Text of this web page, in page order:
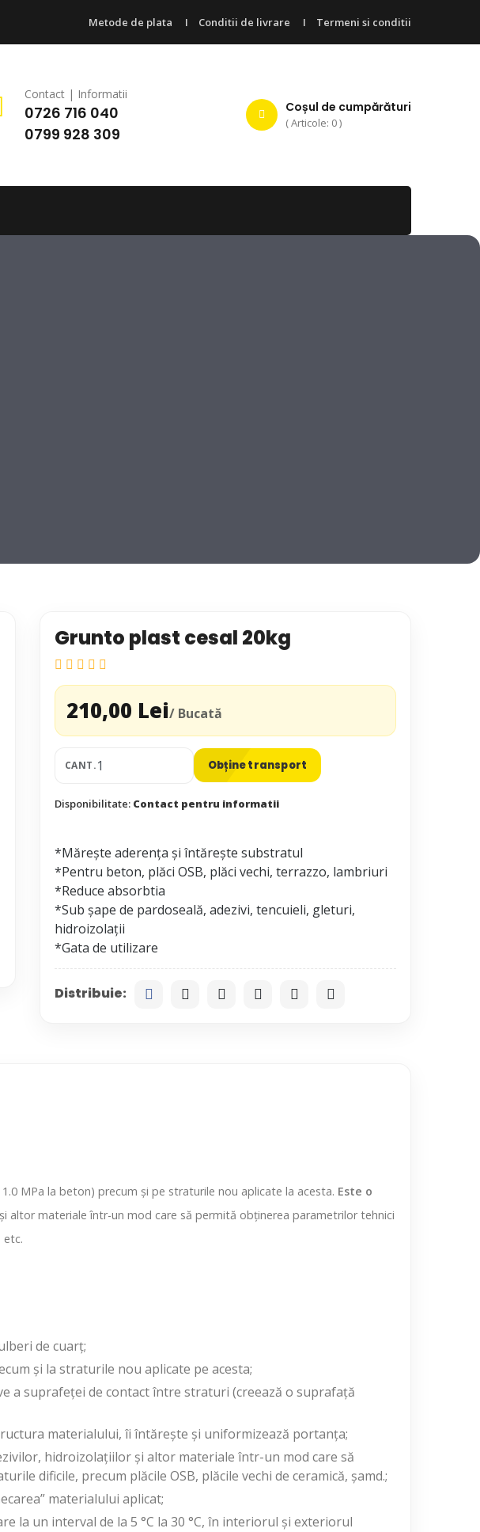
Metode de plata Conditii de livrare Termeni si conditii
Contact | Informatii
0726 716 040
0799 928 309
Coșul de cumpărături
( Articole: 0 )
Grunto plast cesal 20kg
210,00 Lei/ Bucată
CANT. Obține transport
Disponibilitate: Contact pentru informatii
*Mărește aderența și întărește substratul
*Pentru beton, plăci OSB, plăci vechi, terrazzo, lambriuri
*Reduce absorbtia
*Sub șape de pardoseală, adezivi, tencuieli, gleturi,
hidroizolații
Distribuie:
MPa la beton) precum și pe straturile nou aplicate la acesta. Este o
altor materiale într-un mod care să permită obținerea parametrilor tehnici
etc.
de cuarț;
și la straturile nou aplicate pe acesta;
a suprafeței de contact între straturi (creează o suprafață
materialului, îi întărește și uniformizează portanța;
hidroizolațiilor și altor materiale într-un mod care să
dificile, precum plăcile OSB, plăcile vechi de ceramică, șamd.;
materialului aplicat;
la un interval de la 5 °C la 30 °C, în interiorul și exteriorul